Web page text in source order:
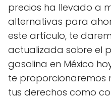
precios ha llevado a
alternativas para
este artículo, te
actualizada sobre el
gasolina en México
te proporcionaremos
tus derechos como